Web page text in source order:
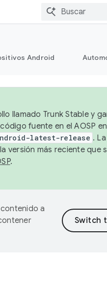
Android
llamado Trunk Stable y
fuente en el AOSP
latest-release .
versión más reciente que
.
a